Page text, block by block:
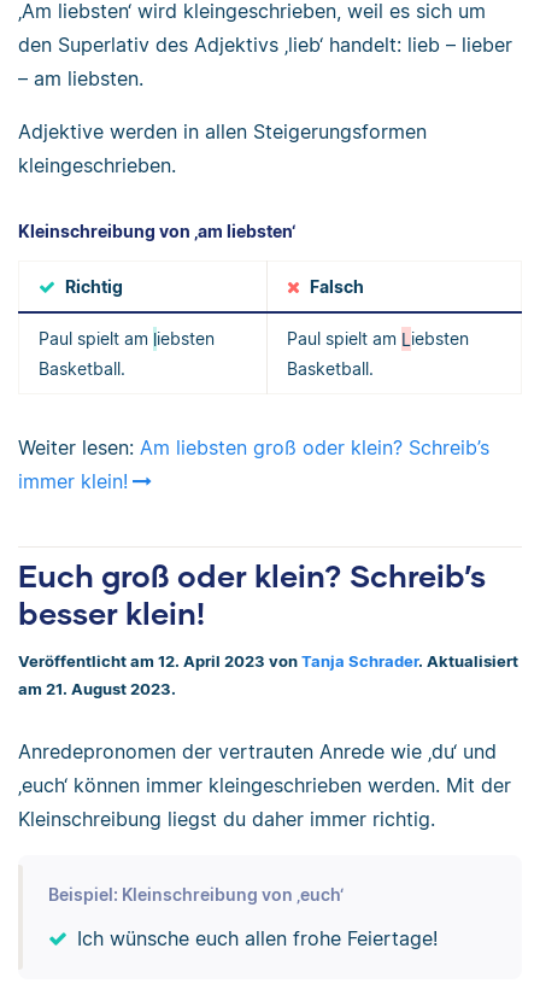
‚Am liebsten‘ wird kleingeschrieben, weil es sich um
den Superlativ des Adjektivs ‚lieb‘ handelt: lieb – lieber
– am liebsten.
Adjektive werden in allen Steigerungsformen
kleingeschrieben.
Kleinschreibung von ‚am liebsten‘
Richtig Falsch
Paul spielt am liebsten
Basketball.
Paul spielt am L iebsten
Basketball.
Weiter lesen: Am liebsten groß oder klein? Schreib’s
immer klein!
Euch groß oder klein? Schreib’s
besser klein!
Veröffentlicht am 12. April 2023 von Tanja Schrader. Aktualisiert
am 21. August 2023.
Anredepronomen der vertrauten Anrede wie ‚du‘ und
‚euch‘ können immer kleingeschrieben werden. Mit der
Kleinschreibung liegst du daher immer richtig.
Beispiel: Kleinschreibung von ‚euch‘
Ich wünsche euch allen frohe Feiertage!